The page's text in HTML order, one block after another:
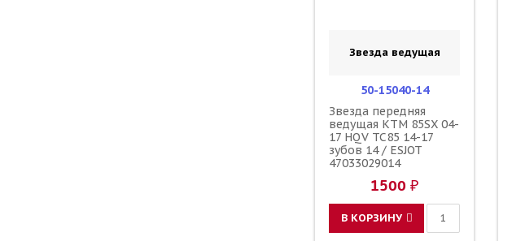
Звезда ведущая
50-15040-14
Звезда передняя
ведущая KTM 85SX 04-
17 HQV TC85 14-17
зубов 14 / ESJOT
47033029014
1500 ₽
В КОРЗИНУ